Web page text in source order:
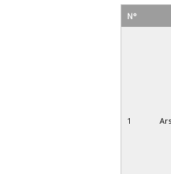
N°
1